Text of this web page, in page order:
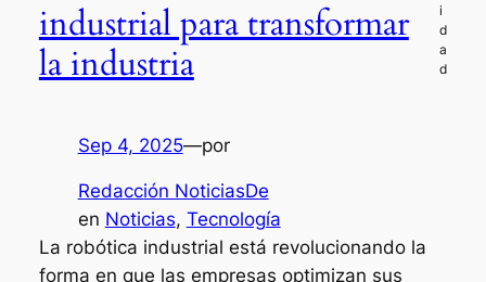
industrial para transformar
la industria
Sep 4, 2025—por
Redacción NoticiasDe
en Noticias, Tecnología
La robótica industrial está revolucionando la
forma en que las empresas optimizan sus